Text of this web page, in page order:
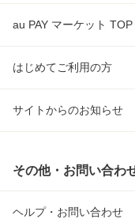
au PAY マーケット TOP
はじめてご利用の方
サイトからのお知らせ
その他・お問い合わ
ヘルプ・お問い合わせ